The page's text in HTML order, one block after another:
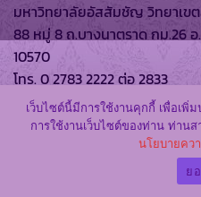
มหาวิทยาลัยอัสสัมชัญ วิทยาเข
88 หมู่ 8 ถ.บางนาตราด กม.26
10570
โทร. 0 2783 2222 ต่อ 2833
สงวนลิขสิทธิ์ พ.ศ. 2569 ตาม
และ
เว็บไซต์นี้มีการใช้งานคุกกี้ เพื่อเ
การใช้งานเว็บไซต์ของท่าน ท่าน
นโยบายคว
ย